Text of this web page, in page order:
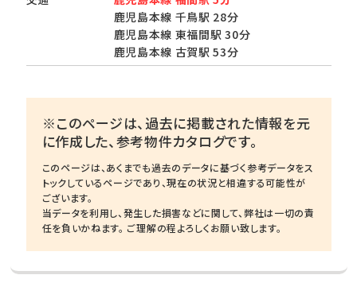
鹿児島本線 千鳥駅 28分
鹿児島本線 東福間駅 30分
鹿児島本線 古賀駅 53分
※このページは、過去に掲載された情報を元
に作成した、参考物件カタログです。
このページは、あくまでも過去のデータに基づく参考データをス
トックしているページであり、現在の状況と相違する可能性が
ございます。
当データを利用し、発生した損害などに関して、弊社は一切の責
任を負いかねます。 ご理解の程よろしくお願い致します。